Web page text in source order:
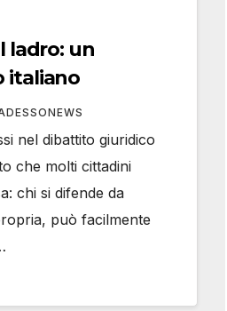
ladro: un
italiano
nel dibattito giuridico
che molti cittadini
chi si difende da
può facilmente